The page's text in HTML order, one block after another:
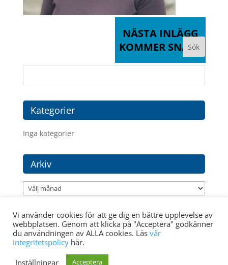
NÄSTA INLÄGG
KOMMER SNART
Kategorier
Inga kategorier
Arkiv
Arkiv
Vi använder cookies för att ge dig en bättre upplevelse av
webbplatsen. Genom att klicka på "Acceptera" godkänner
du användningen av ALLA cookies. Läs vår
integritetspolicy här.
Inställningar
Acceptera